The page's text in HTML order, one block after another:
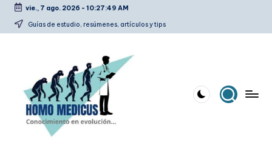
Saltar
vie., 7 ago. 2026 - 10:27:50 AM
Guías de estudio, resúmenes, artículos y tips